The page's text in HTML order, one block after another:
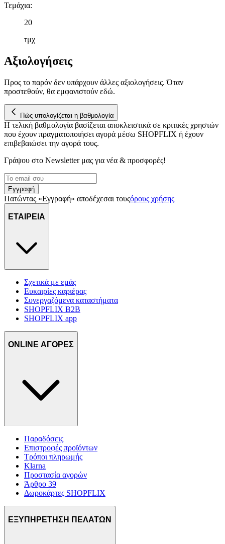
προσωπικά σας δεδομένα, π.χ. τη διεύθυνση IP σας,
να έχουμε πρόσβαση σε πληροφορίες στη συσκευή σας, με σκοπό
μετρήσεις σχετικά με διαφημίσεις και περιεχόμενο, την καλύτερη
εικόνα του κοινού μας και την ανάπτυξη προϊόντων. Επίσης,
κοινοποιούμε πληροφορίες σχετικά με την από μέρους σας χρήση
διαφημίσεων και ανάλυσης.
Τεμάχια:
20
τμχ
Αξιολογήσεις
Προς το παρόν δεν υπάρχουν άλλες αξιολογήσεις. Όταν
προστεθούν, θα εμφανιστούν εδώ.
Πώς υπολογίζεται η βαθμολογία
Η τελική βαθμολογία βασίζεται αποκλειστικά σε κριτικές χρηστών
που έχουν πραγματοποιήσει αγορά μέσω SHOPFLIX ή έχουν
επιβεβαιώσει την αγορά τους.
Γράψου στο Νewsletter μας για νέα & προσφορές!
Εγγραφή
Πατώντας «Εγγραφή» αποδέχεσαι τουςόρους χρήσης
ΕΤΑΙΡΕΙΑ
Σχετικά με εμάς
Ευκαιρίες καριέρας
Συνεργαζόμενα καταστήματα
SHOPFLIX B2B
SHOPFLIX app
ONLINE ΑΓΟΡΕΣ
Παραδόσεις
Επιστροφές προϊόντων
Τρόποι πληρωμής
Klarna
Προστασία αγορών
Άρθρο 39
Δωροκάρτες SHOPFLIX
ΕΞΥΠΗΡΕΤΗΣΗ ΠΕΛΑΤΩΝ